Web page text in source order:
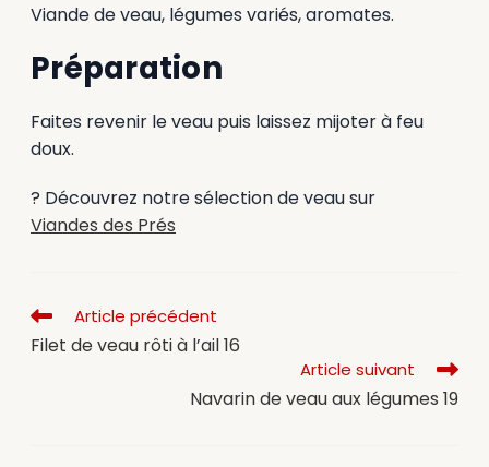
Viande de veau, légumes variés, aromates.
Préparation
Faites revenir le veau puis laissez mijoter à feu
doux.
? Découvrez notre sélection de veau sur
Viandes des Prés
Article précédent
Filet de veau rôti à l’ail 16
Article suivant
Navarin de veau aux légumes 19